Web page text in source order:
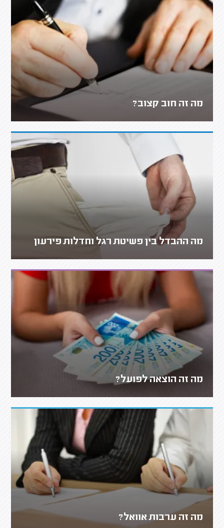
מה זה חוב קצוב?
מה ההבדל בין פשיטת רגל וחדלות פירעון
מה זה הוצאה לפועל?
מה זה ערבות אוואל?